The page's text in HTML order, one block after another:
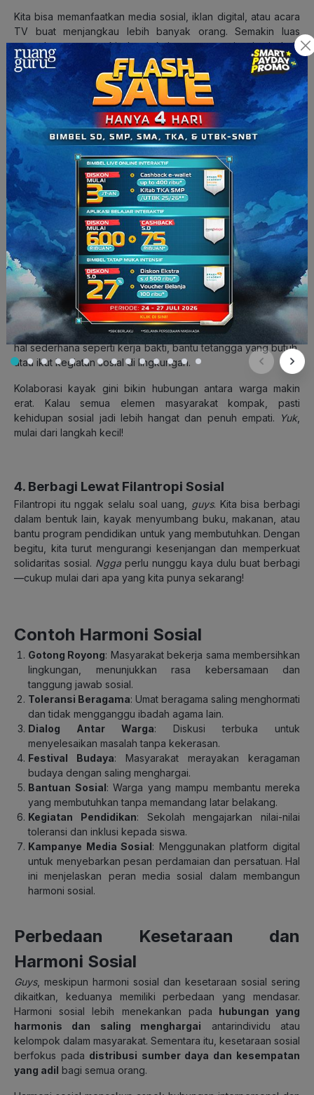
Kita bisa memanfaatkan media sosial, iklan digital, atau acara
TV buat menjangkau lebih banyak orang. Semakin luas
penyebarannya, makin banyak juga yang terinspirasi. Jadi,
jangan ragu buat ikut terlibat atau bahkan bikin kampanye
sendiri, ya!
2. Buka Ruang Dialog dan Audiensi Publik
Komunikasi terbuka itu kunci utama menjaga kerukunan.
Lewat dialog atau audiensi publik, masyarakat, tokoh agama,
dan pemerintah bisa duduk bareng, ngobrolin masalah, dan
cari solusi bersama.
Ini juga jadi cara buat para pemangku kebijakan ngerti
langsung kebutuhan masyarakat. Jadi, kalau ada forum
diskusi di sekitar kalian, jangan ragu buat hadir dan suarakan
pendapatmu. Suara kita penting, lho!
3. Gotong Royong Lewat Aksi Sosial
Harmoni sosial itu tanggung jawab bareng. Kita bisa mulai dari
hal sederhana seperti kerja bakti, bantu tetangga yang butuh,
atau ikut kegiatan sosial di lingkungan.
Kolaborasi kayak gini bikin hubungan antara warga makin
erat. Kalau semua elemen masyarakat kompak, pasti
kehidupan sosial jadi lebih hangat dan penuh empati.
Yuk,
mulai dari langkah kecil!
4. Berbagi Lewat Filantropi Sosial
Filantropi itu nggak selalu soal uang, guys. Kita bisa berbagi
dalam bentuk lain, kayak menyumbang buku, makanan, atau
bantu program pendidikan untuk yang membutuhkan. Dengan
begitu, kita turut mengurangi kesenjangan dan memperkuat
solidaritas sosial. Ngga perlu nunggu kaya dulu buat berbagi
—cukup mulai dari apa yang kita punya sekarang!
Contoh Harmoni Sosial
Gotong Royong: Masyarakat bekerja sama membersihkan
lingkungan, menunjukkan rasa kebersamaan dan
tanggung jawab sosial.
Toleransi Beragama: Umat beragama saling menghormati
dan tidak mengganggu ibadah agama lain.
Dialog Antar Warga: Diskusi terbuka untuk
menyelesaikan masalah tanpa kekerasan.
Festival Budaya: Masyarakat merayakan keragaman
budaya dengan saling menghargai.
Bantuan Sosial: Warga yang mampu membantu mereka
yang membutuhkan tanpa memandang latar belakang.
Kegiatan Pendidikan: Sekolah mengajarkan nilai-nilai
toleransi dan inklusi kepada siswa.
Kampanye Media Sosial: Menggunakan platform digital
untuk menyebarkan pesan perdamaian dan persatuan. Hal
ini menjelaskan peran media sosial dalam membangun
harmoni sosial.
Perbedaan Kesetaraan dan
Harmoni Sosial
Guys, meskipun harmoni sosial dan kesetaraan sosial sering
dikaitkan, keduanya memiliki perbedaan yang mendasar.
Harmoni sosial lebih menekankan pada hubungan yang
harmonis dan saling menghargai antarindividu atau
kelompok dalam masyarakat. Sementara itu, kesetaraan sosial
berfokus pada distribusi sumber daya dan kesempatan
yang adil bagi semua orang.